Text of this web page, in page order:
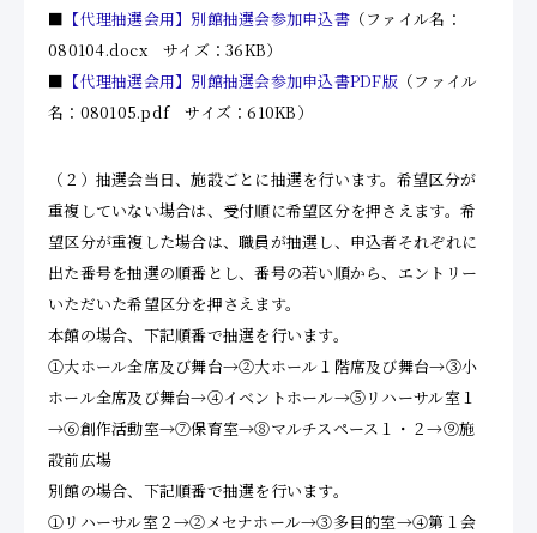
■ 【代理抽選会用】別館抽選会参加申込書（ファイル名：
080104.docx サイズ：36KB）
■ 【代理抽選会用】別館抽選会参加申込書PDF版 （ファイル
名：080105.pdf サイズ：610KB）
（２）抽選会当日、施設ごとに抽選を行います。希望区分が
重複していない場合は、受付順に希望区分を押さえます。希
望区分が重複した場合は、職員が抽選し、申込者それぞれに
出た番号を抽選の順番とし、番号の若い順から、エントリー
いただいた希望区分を押さえます。
本館の場合、下記順番で抽選を行います。
①大ホール全席及び舞台→②大ホール１階席及び舞台→③小
ホール全席及び舞台→④イベントホール→⑤リハーサル室１
→⑥創作活動室→⑦保育室→⑧マルチスペース１・２→⑨施
設前広場
別館の場合、下記順番で抽選を行います。
①リハーサル室２→②メセナホール→③多目的室→④第１会